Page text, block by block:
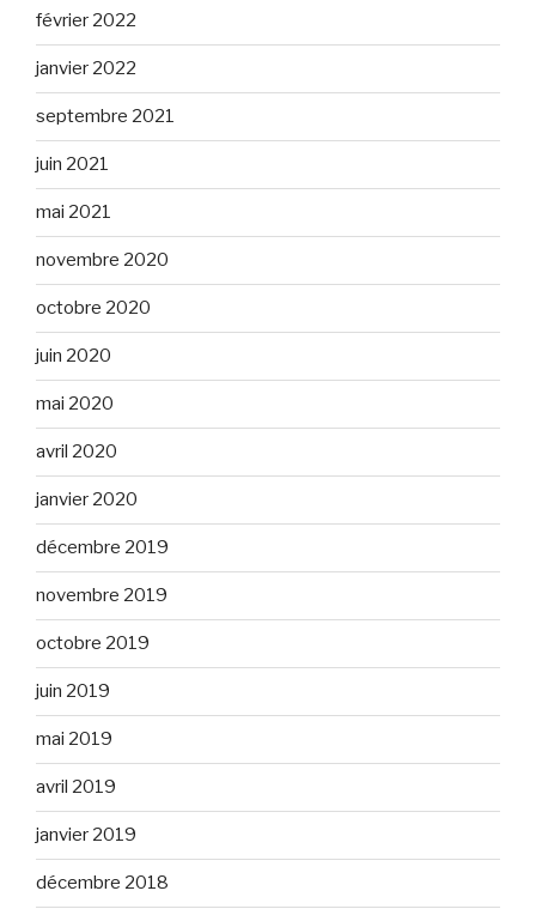
février 2022
janvier 2022
septembre 2021
juin 2021
mai 2021
novembre 2020
octobre 2020
juin 2020
mai 2020
avril 2020
janvier 2020
décembre 2019
novembre 2019
octobre 2019
juin 2019
mai 2019
avril 2019
janvier 2019
décembre 2018